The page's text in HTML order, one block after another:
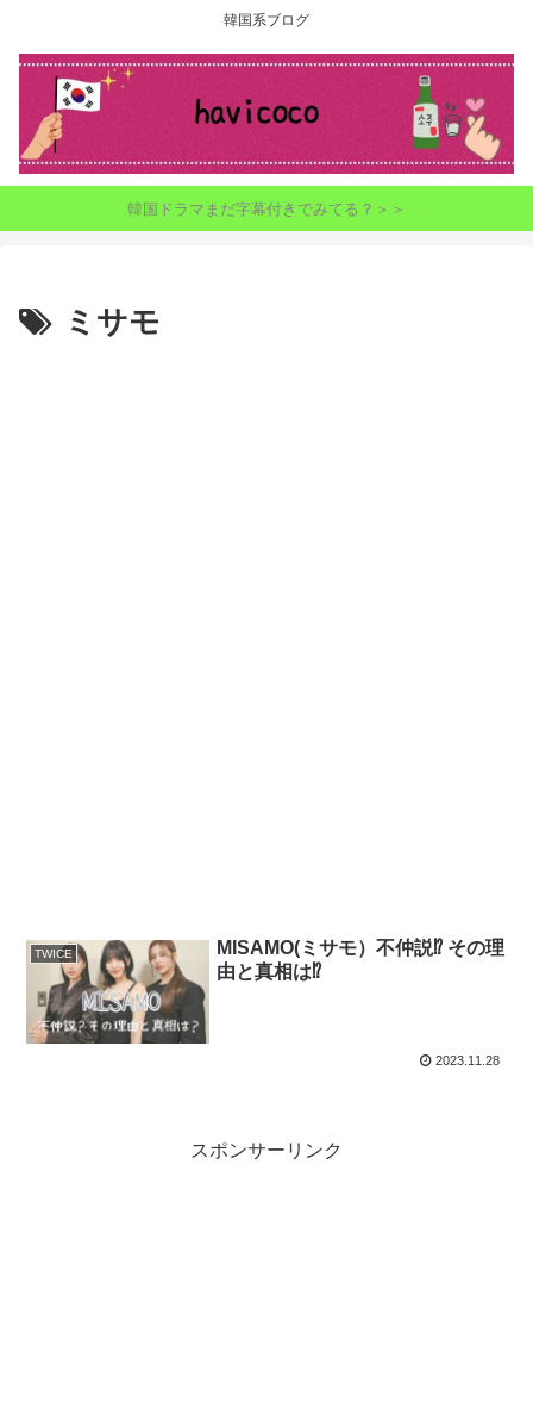
韓国系ブログ
韓国ドラマまだ字幕付きでみてる？＞＞
ミサモ
TWICE
MISAMO(ミサモ）不仲説⁉ その理
由と真相は⁉
2023.11.28
スポンサーリンク